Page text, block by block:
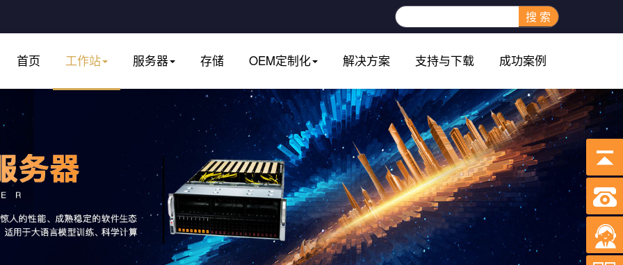
搜 索
首页 工作站 服务器 存储 OEM定制化 解决方案 支持与下载 成功案例